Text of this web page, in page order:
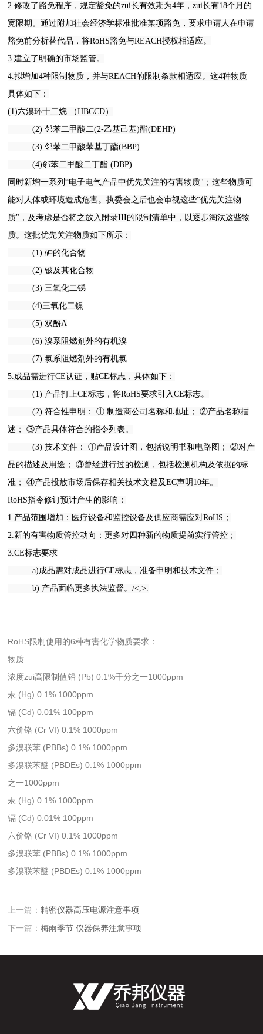
2.修改了豁免程序，规定豁免的zui长有效期为4年，zui长有18个月的
宽限期。通过附加社会经济学标准批准某项豁免，要求申请人在申请
豁免前分析替代品，将RoHS豁免与REACH授权相适应。
3.建立了明确的市场监管。
4.拟增加4种限制物质，并与REACH的限制条款相适应。这4种物质
具体如下：
(1)六溴环十二烷 （HBCCD）
(2) 邻苯二甲酸二(2-乙基己基)酯(DEHP)
(3) 邻苯二甲酸苯基丁酯(BBP)
(4)邻苯二甲酸二丁酯 (DBP)
同时新增一系列“电子电气产品中优先关注的有害物质"；这些物质可
能对人体或环境造成危害。执委会之后也会审视这些“优先关注物
质"，及考虑是否将之放入附录III的限制清单中，以逐步淘汰这些物
质。这批优先关注物质如下所示：
(1) 砷的化合物
(2) 铍及其化合物
(3) 三氧化二锑
(4)三氧化二镍
(5) 双酚A
(6) 溴系阻燃剂外的有机溴
(7) 氯系阻燃剂外的有机氯
5.成品需进行CE认证，贴CE标志，具体如下：
(1) 产品打上CE标志，将RoHS要求引入CE标志。
(2) 符合性申明： ① 制造商公司名称和地址； ②产品名称描
述； ③产品具体符合的指令列表。
(3) 技术文件： ①产品设计图，包括说明书和电路图； ②对产
品的描述及用途； ③曾经进行过的检测，包括检测机构及依据的标
准； ④产品投放市场后保存相关技术文档及EC声明10年。
RoHS指令修订预计产生的影响：
1.产品范围增加：医疗设备和监控设备及供应商需应对RoHS；
2.新的有害物质管控动向：更多对四种新的物质提前实行管控；
3.CE标志要求
a)成品需对成品进行CE标志，准备申明和技术文件；
b) 产品面临更多执法监督。/<,>.
RoHS限制使用的6种有害化学物质要求：
物质
浓度zui高限制值铅 (Pb) 0.1%千分之一1000ppm
汞 (Hg) 0.1% 1000ppm
镉 (Cd) 0.01% 100ppm
六价铬 (Cr VI) 0.1% 1000ppm
多溴联苯 (PBBs) 0.1% 1000ppm
多溴联苯醚 (PBDEs) 0.1% 1000ppm
之一1000ppm
汞 (Hg) 0.1% 1000ppm
镉 (Cd) 0.01% 100ppm
六价铬 (Cr VI) 0.1% 1000ppm
多溴联苯 (PBBs) 0.1% 1000ppm
多溴联苯醚 (PBDEs) 0.1% 1000ppm
上一篇：精密仪器高压电源注意事项
下一篇：梅雨季节 仪器保养注意事项